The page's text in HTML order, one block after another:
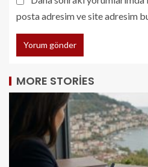
posta adresim ve site adresim
MORE STORIES